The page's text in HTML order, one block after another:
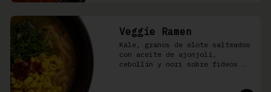
Veggie Ramen
Kale, granos de elote salteados
con aceite de ajonjolí,
cebollín y nori sobre fideos